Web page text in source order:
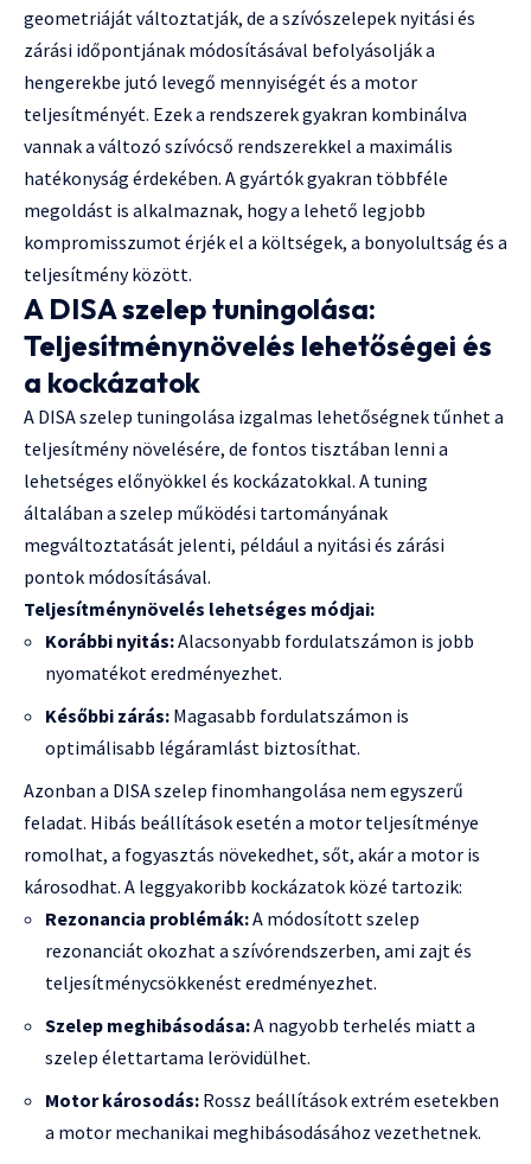
geometriáját változtatják, de a szívószelepek nyitási és
zárási időpontjának módosításával befolyásolják a
hengerekbe jutó levegő mennyiségét és a motor
teljesítményét. Ezek a rendszerek gyakran kombinálva
vannak a változó szívócső rendszerekkel a maximális
hatékonyság érdekében. A gyártók gyakran többféle
megoldást is alkalmaznak, hogy a lehető legjobb
kompromisszumot érjék el a költségek, a bonyolultság és a
teljesítmény között.
A DISA szelep tuningolása:
Teljesítménynövelés lehetőségei és
a kockázatok
A DISA szelep tuningolása izgalmas lehetőségnek tűnhet a
teljesítmény növelésére, de fontos tisztában lenni a
lehetséges előnyökkel és kockázatokkal. A tuning
általában a szelep működési tartományának
megváltoztatását jelenti, például a nyitási és zárási
pontok módosításával.
Teljesítménynövelés lehetséges módjai:
Korábbi nyitás:Alacsonyabb fordulatszámon is jobb
nyomatékot eredményezhet.
Későbbi zárás: Magasabb fordulatszámon is
optimálisabb légáramlást biztosíthat.
Azonban a DISA szelep finomhangolása nem egyszerű
feladat. Hibás beállítások esetén a motor teljesítménye
romolhat, a fogyasztás növekedhet, sőt, akár a motor is
károsodhat. A leggyakoribb kockázatok közé tartozik:
Rezonancia problémák:A módosított szelep
rezonanciát okozhat a szívórendszerben, ami zajt és
teljesítménycsökkenést eredményezhet.
Szelep meghibásodása:A nagyobb terhelés miatt a
szelep élettartama lerövidülhet.
Motor károsodás: Rossz beállítások extrém esetekben
a motor mechanikai meghibásodásához vezethetnek.